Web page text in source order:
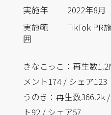
実施年
2022年8月
実施範
囲
TikTok PR
きなこっこ：再生数
メント174 / シェア123
うのき：再生数366.2k
ト92 / シェア57